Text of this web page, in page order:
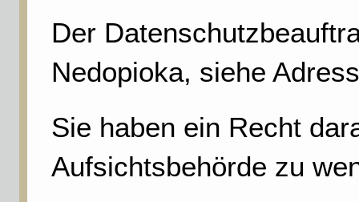
Der
Nedopioka, siehe
Sie haben ein Recht
Aufsichtsbehörde zu